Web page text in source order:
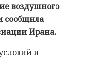
воздушного
сообщила
Ирана.
и